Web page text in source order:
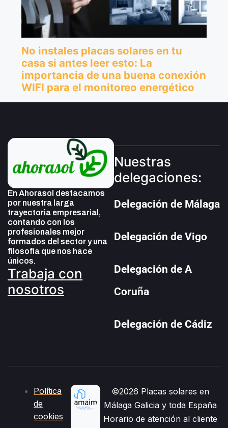
En Ahorasol destacamos
por nuestra larga
trayectoria empresarial,
contando con los
profesionales mejor
formados del sector y una
filosofía que nos hace
únicos.
Trabaja con
nosotros
Nuestras
delegaciones:
Delegación de Málaga
Delegación de Vigo
Delegación de A
Coruña
Delegación de Cádiz
Política
de
cookies
©2026 Placas solares en
Málaga Galicia y toda España
Horario de atención al cliente